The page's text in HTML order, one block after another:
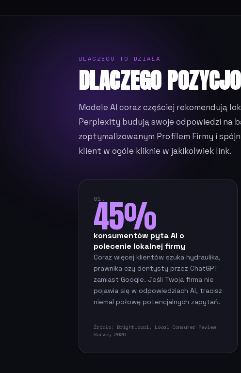
DLACZEGO TO DZIAŁA
DLACZEGO
Modele AI coraz częściej rekomendują
Perplexity budują swoje odpowiedzi na
zoptymalizowanym Profilem Firmy i
klient w ogóle kliknie w jakikolwiek link.
01.
45%
konsumentów pyta AI o
polecenie lokalnej firmy
Coraz więcej klientów szuka hydraulika,
prawnika czy dentysty przez ChatGPT
zamiast Google. Jeśli Twoja firma nie
pojawia się w odpowiedziach AI, tracisz
niemal połowę potencjalnych zapytań.
Źródło: BrightLocal, Local Consumer Review
Survey 2026